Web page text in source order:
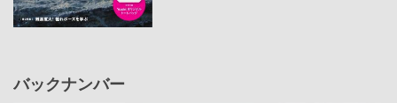
バックナンバー